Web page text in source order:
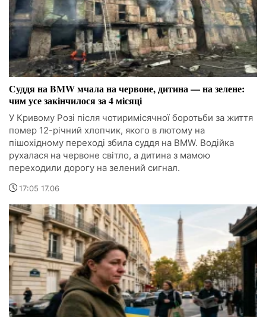
Суддя на BMW мчала на червоне, дитина — на зелене:
чим усе закінчилося за 4 місяці
У Кривому Розі після чотиримісячної боротьби за життя
помер 12-річний хлопчик, якого в лютому на
пішохідному переході збила суддя на BMW. Водійка
рухалася на червоне світло, а дитина з мамою
переходили дорогу на зелений сигнал.
17:05 17.06